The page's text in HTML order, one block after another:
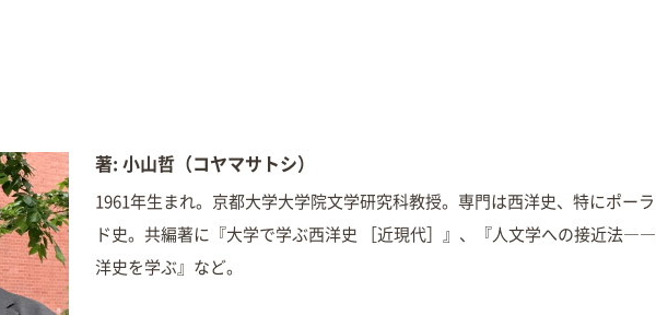
著: 小山哲（コヤマサトシ）
1961年生まれ。京都大学大学院文学研究科教授。専門は西洋史、特にポー
ド史。共編著に『大学で学ぶ西洋史 ［近現代］』、『人文学への接近法
洋史を学ぶ』など。